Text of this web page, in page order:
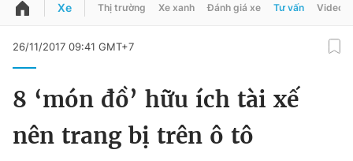
QUẢNG CÁO
Đổi mật khẩu
Tin đã lưu
Xe Thị trường Xe xanh Đánh giá xe Tư vấn Video
26/11/2017 09:41 GMT+7
8 ‘món đồ’ hữu ích tài xế
nên trang bị trên ô tô